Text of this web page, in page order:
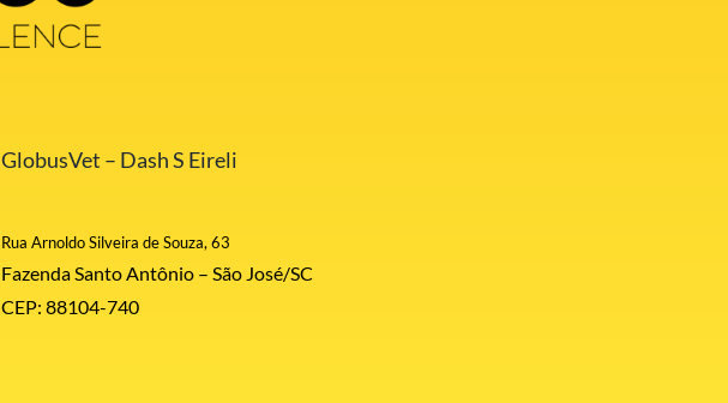
GlobusVet – Dash S Eireli
Rua Arnoldo Silveira de Souza, 63
Fazenda Santo Antônio – São José/SC
CEP: 88104-740